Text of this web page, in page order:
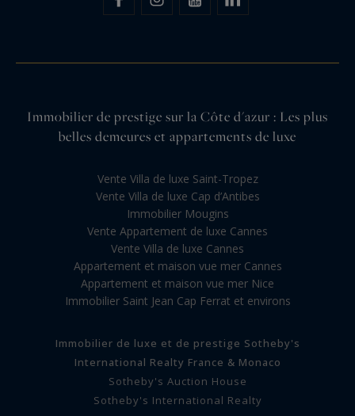
Immobilier de prestige sur la Côte d'azur : Les plus
belles demeures et appartements de luxe
Vente Villa de luxe Saint-Tropez
Vente Villa de luxe Cap d’Antibes
Immobilier Mougins
Vente Appartement de luxe Cannes
Vente Villa de luxe Cannes
Appartement et maison vue mer Cannes
Appartement et maison vue mer Nice
Immobilier Saint Jean Cap Ferrat et environs
Immobilier de luxe et de prestige Sotheby's
International Realty France & Monaco
Sotheby's Auction House
Sotheby's International Realty